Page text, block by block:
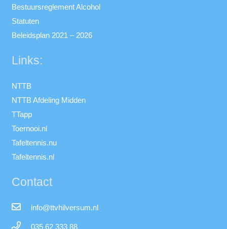
Bestuursreglement Alcohol
Statuten
Beleidsplan 2021 – 2026
Links:
NTTB
NTTB Afdeling Midden
TTapp
Toernooi.nl
Tafeltennis.nu
Tafeltennis.nl
Contact
info@ttvhilversum.nl
035 62 333 88